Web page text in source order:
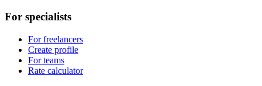
For specialists
For freelancers
Create profile
For teams
Rate calculator